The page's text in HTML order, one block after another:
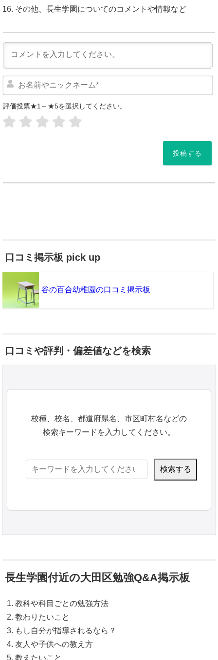
その他、長生学園についてのコメントや情報など
評価投票★1～★5を選択してください。
口コミ掲示板 pick up
谷の百合幼稚園の口コミ掲示板
口コミや評判・偏差値などを検索
校種、校名、都道府県名、市区町村名などの
検索キーワードを入力してください。
検
長生学園付近の大田区勉強Q&A掲示板
教科や科目ごとの勉強方法
教わりたいこと
もし自分が指導されるなら？
友人や子供への教え方
教えたいこと